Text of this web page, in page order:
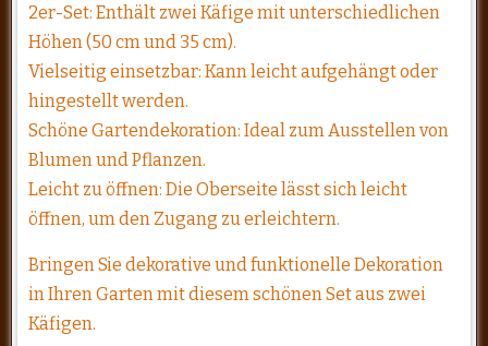
2er-Set: Enthält zwei Käfige mit unterschiedlichen
Höhen (50 cm und 35 cm).
Vielseitig einsetzbar: Kann leicht aufgehängt oder
hingestellt werden.
Schöne Gartendekoration: Ideal zum Ausstellen von
Blumen und Pflanzen.
Leicht zu öffnen: Die Oberseite lässt sich leicht
öffnen, um den Zugang zu erleichtern.
Bringen Sie dekorative und funktionelle Dekoration
in Ihren Garten mit diesem schönen Set aus zwei
Käfigen.